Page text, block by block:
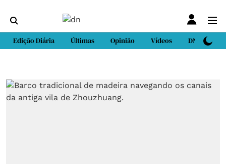
Edição Diária Últimas Opinião Vídeos DN Sport